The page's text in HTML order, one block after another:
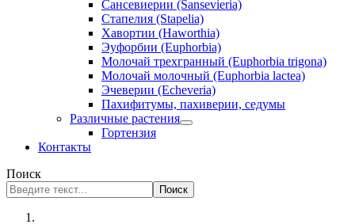
Сансевиерии (Sansevieria)
Стапелия (Stapelia)
Хавортии (Haworthia)
Эуфорбии (Euphorbia)
Молочай трехгранный (Euphorbia trigona)
Молочай молочный (Euphorbia lactea)
Эчеверии (Echeveria)
Пахифитумы, пахиверии, седумы
Различные растения
Гортензия
Контакты
Поиск
Поиск